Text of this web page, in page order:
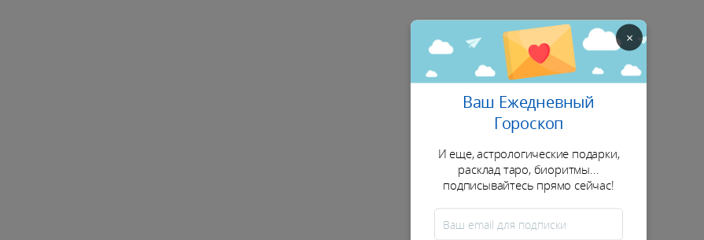
×
Ваш Ежедневный
Гороскоп
И еще, астрологические подарки,
расклад таро, биоритмы...
подписывайтесь прямо сейчас!